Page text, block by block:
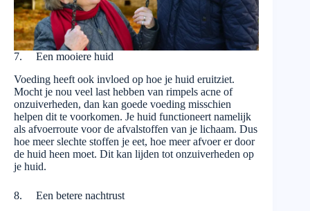
7. Een mooiere huid
Voeding heeft ook invloed op hoe je huid eruitziet.
Mocht je nou veel last hebben van rimpels acne of
onzuiverheden, dan kan goede voeding misschien
helpen dit te voorkomen. Je huid functioneert namelijk
als afvoerroute voor de afvalstoffen van je lichaam. Dus
hoe meer slechte stoffen je eet, hoe meer afvoer er door
de huid heen moet. Dit kan lijden tot onzuiverheden op
je huid.
8. Een betere nachtrust